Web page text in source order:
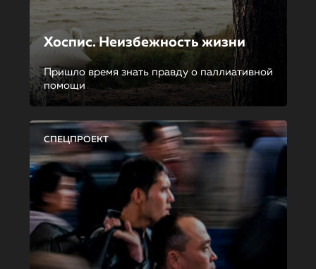
Хоспис. Неизбежность жизни
Пришло время знать правду о паллиативной
помощи
СПЕЦПРОЕКТ